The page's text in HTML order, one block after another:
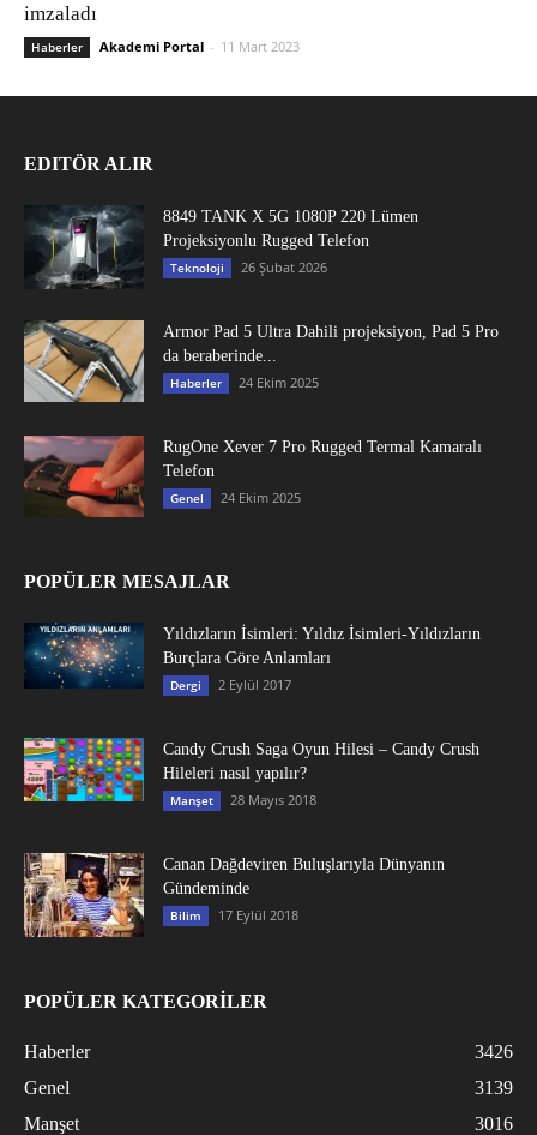
imzaladı
Haberler Akademi Portal - 11 Mart 2023
EDITÖR ALIR
8849 TANK X 5G 1080P 220 Lümen
Projeksiyonlu Rugged Telefon
Teknoloji 26 Şubat 2026
Armor Pad 5 Ultra Dahili projeksiyon, Pad 5 Pro
da beraberinde...
Haberler 24 Ekim 2025
RugOne Xever 7 Pro Rugged Termal Kamaralı
Telefon
Genel 24 Ekim 2025
POPÜLER MESAJLAR
Yıldızların İsimleri: Yıldız İsimleri-Yıldızların
Burçlara Göre Anlamları
Dergi 2 Eylül 2017
Candy Crush Saga Oyun Hilesi – Candy Crush
Hileleri nasıl yapılır?
Manşet 28 Mayıs 2018
Canan Dağdeviren Buluşlarıyla Dünyanın
Gündeminde
Bilim 17 Eylül 2018
POPÜLER KATEGORİLER
Haberler
3426
Genel
3139
Manşet
3016